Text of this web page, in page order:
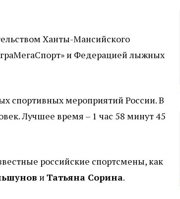
Ханты-Мансийского
и Федерацией лыжных
спортивных мероприятий России. В
Лучшее время – 1 час 58 минут 45
российские спортсмены, как
и Татьяна Сорина.